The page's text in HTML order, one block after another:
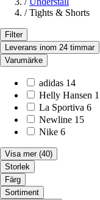
/ Tights & Shorts
Filter
Leverans inom 24 timmar
Varumärke
adidas 14
Helly Hansen 1
La Sportiva 6
Newline 15
Nike 6
Visa mer (40)
Storlek
Färg
Sortiment